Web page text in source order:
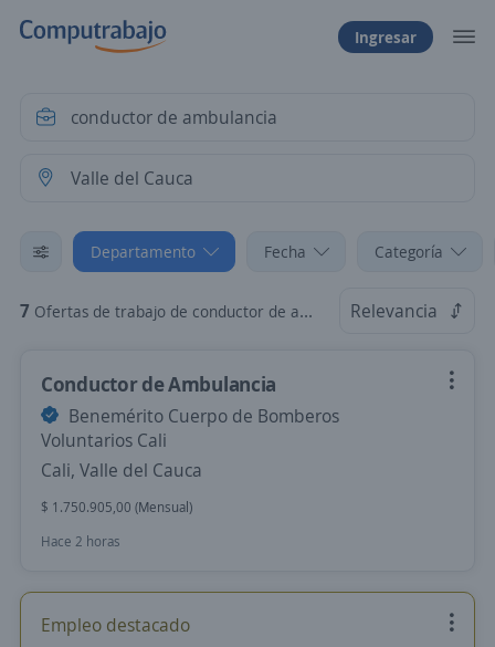
Ingresar
Departamento Fecha Categoría
7 Ofertas de trabajo de conductor de ambulancia en Valle del Cauca Relevancia
Conductor de Ambulancia
Benemérito Cuerpo de Bomberos
Voluntarios Cali
Cali, Valle del Cauca
$ 1.750.905,00 (Mensual)
Hace 2 horas
Empleo destacado